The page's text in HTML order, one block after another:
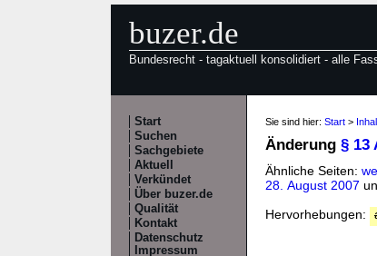
buzer.de
Bundesrecht - tagaktuell konsolidiert - alle
Start
Suchen
Sachgebiete
Aktuell
Verkündet
Über buzer.de
Qualität
Kontakt
Datenschutz
Impressum
Sie sind hier: Start >
Änderung § 13
Ähnliche Seiten:
28. August 2007
Hervorhebungen: